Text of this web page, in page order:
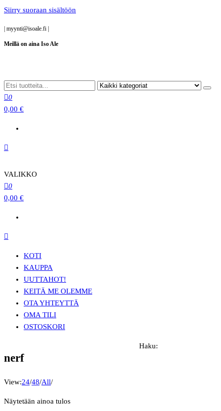
Siirry suoraan sisältöön
myynti@isoale.fi
Meillä on aina Iso Ale
0
0,00 €
VALIKKO
0
0,00 €
KOTI
KAUPPA
UUTTAHOT!
KEITÄ ME OLEMME
OTA YHTEYTTÄ
OMA TILI
OSTOSKORI
nerf
View:24/48/All/
Näytetään ainoa tulos
Haku: